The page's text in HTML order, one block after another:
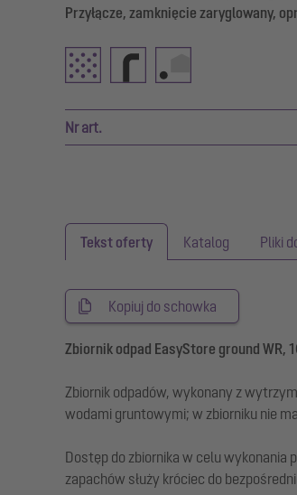
Przyłącze, zamknięcie zaryglowany,
Nr art.
Tekst oferty Katalog Pliki
Kopiuj do schowka
Zbiornik odpad EasyStore ground WR,
Zbiornik odpadów, wykonany z
wodami gruntowymi; w zbiorniku nie
Dostęp do zbiornika w celu
zapachów służy króciec do